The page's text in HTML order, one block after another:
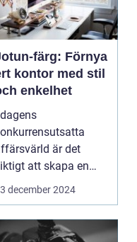
färg: Förnya
kontor med stil
enkelhet
är det
att skapa en
s...
december 2024